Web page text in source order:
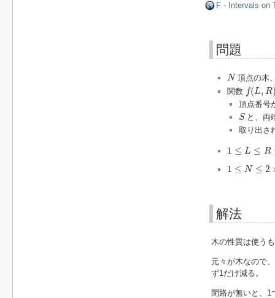
F - Intervals on
問題
N
N 頂点の木
関数 f(L, R
(L ,R )
頂点番号
S
Sと、両
取り出さ
1 ≤ L ≤ R
1 L ≤R ≤N
1 ≤ N ≤ 2
≤2 105
解法
木の性質は使う
元々が木なので
ず1だけ減る。
閉路が無いと、